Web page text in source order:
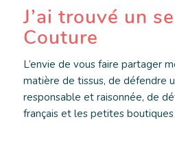
J’ai trouvé un
Couture
L’envie de vous faire partager
matière de tissus, de défendre
responsable et raisonnée, de
français et les petites